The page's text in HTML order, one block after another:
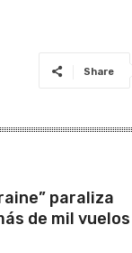
Share
paraliza
de mil vuelos